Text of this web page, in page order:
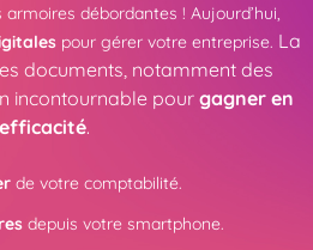
débordantes ! Aujourd’hui,
pour gérer votre entreprise. La
documents, notamment des
incontournable pour gagner en
efficacité.
de votre comptabilité.
depuis votre smartphone.